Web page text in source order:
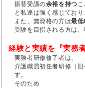
振替受講の余裕を持つ
と私達は強く感じており
また、無資格の方は最
受験を目指される方は、
経験と実績を『実務
実務者研修修了者は、
介護職員初任者研修（
す。
そのため